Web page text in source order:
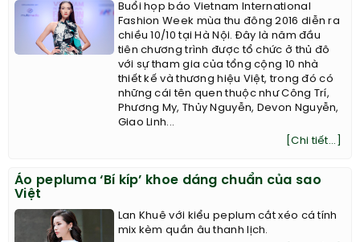
Buổi họp báo Vietnam International
Fashion Week mùa thu đông 2016 diễn ra
chiều 10/10 tại Hà Nội. Đây là năm đầu
tiên chương trình được tổ chức ở thủ đô
với sự tham gia của tổng cộng 10 nhà
thiết kế và thương hiệu Việt, trong đó có
những cái tên quen thuộc như Công Trí,
Phương My, Thủy Nguyễn, Devon Nguyễn,
Giao Linh...
[Chi tiết...]
Áo pepluma ‘Bí kíp’ khoe dáng chuẩn của sao
Việt
Lan Khuê với kiểu peplum cắt xéo cá tính
mix kèm quần âu thanh lịch.